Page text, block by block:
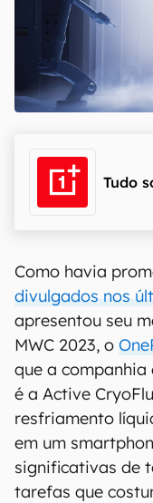
Tudo
Como havia
divulgados nos
apresentou seu
MWC 2023, o
que a
é a Active
resfriamento
em um
significativas de
tarefas que